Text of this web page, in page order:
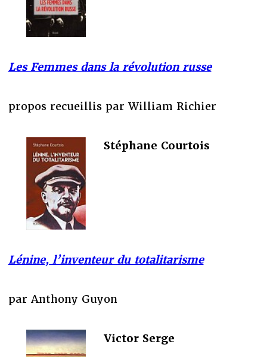
Les Femmes dans la révolution russe
propos recueillis par William Richier
Stéphane Courtois
Lénine, l’inventeur du totalitarisme
par Anthony Guyon
Victor Serge